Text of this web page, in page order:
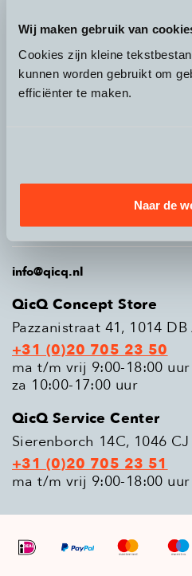
Wij maken gebruik van
Cookies zijn kleine
kunnen worden gebruikt om
efficiënter te maken.
Naar de
Over QicQ
Productgroepen
Populaire modellen
info@qicq.nl
QicQ Concept Store
Pazzanistraat 41, 1014
+31 (0)20 705 23 50
ma t/m vrij 9:00-18:00 uur
za 10:00-17:00 uur
QicQ Service Center
Sierenborch 14C, 1046
+31 (0)20 705 23 51
ma t/m vrij 9:00-18:00 uur